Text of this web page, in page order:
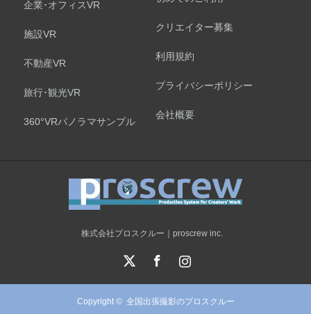
企業･オフィスVR
施設VR
不動産VR
旅行･観光VR
360°VRパノラマサンプル
クリエイター募集
利用規約
プライバシーポリシー
会社概要
株式会社プロスクルー｜proscrew inc.
Instagram
Copyright © 全国出張撮影のプロスクルー